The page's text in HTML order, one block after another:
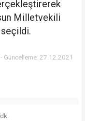
Milletvekili
Güncelleme: 27.12.2021